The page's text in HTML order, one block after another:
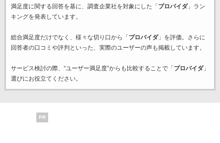
満足度に関する回答を基に、調査企業社を対象にした「 プロバイダ」ラン
キングを発表しています。
総合満足度だけでなく、様々な切り口から「 プロバイダ」を評価。さらに
回答者の口コミや評判といった、実際のユーザーの声も掲載しています。
サービス検討の際、“ユーザー満足度”からも比較することで「 プロバイダ」
選びにお役立てください。
PR